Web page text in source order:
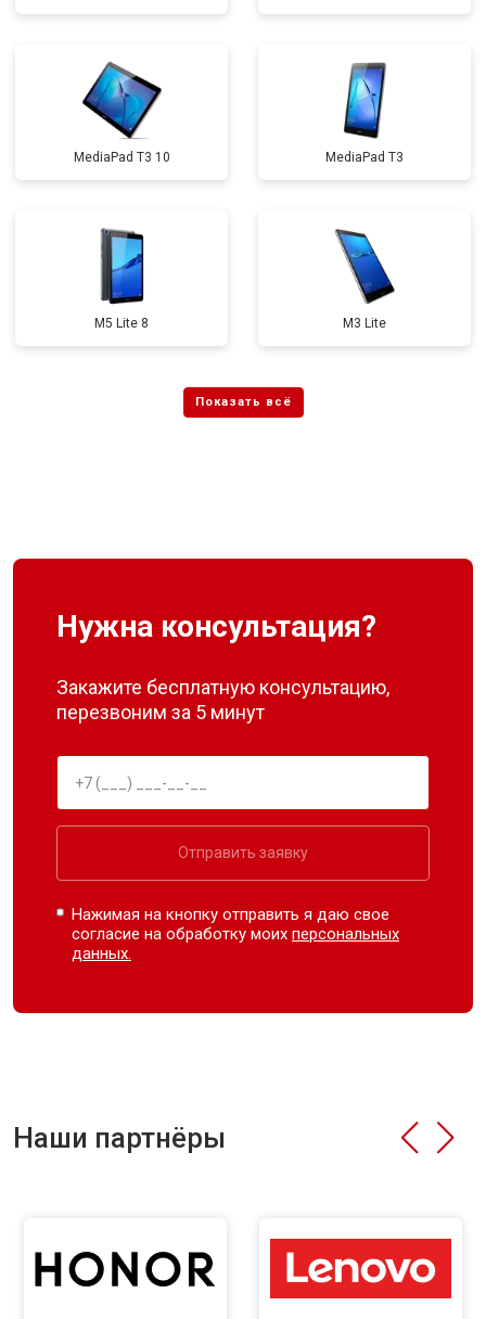
MediaPad T3 10 MediaPad T3
M5 Lite 8 M3 Lite
Нужна консультация?
Закажите бесплатную консультацию,
перезвоним за 5 минут
Отправить заявку
Нажимая на кнопку отправить я даю свое
согласие на обработку моихперсональных
данных.
Наши партнёры